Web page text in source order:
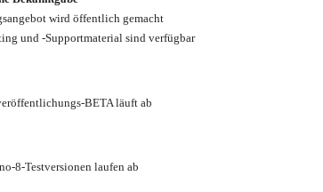
wird öffentlich gemacht
und -Supportmaterial sind verfügbar
BETA läuft ab
8-Testversionen laufen ab